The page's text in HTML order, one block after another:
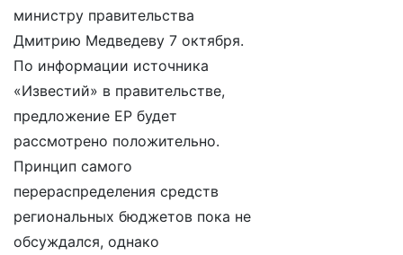
министру правительства
Дмитрию Медведеву 7 октября.
По информации источника
«Известий» в правительстве,
предложение ЕР будет
рассмотрено положительно.
Принцип самого
перераспределения средств
региональных бюджетов пока не
обсуждался, однако